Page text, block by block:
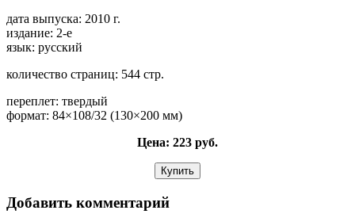
дата выпуска: 2010 г.
издание: 2-е
язык: русский
количество страниц: 544 стр.
переплет: твердый
формат: 84×108/32 (130×200 мм)
Цена: 223 руб.
Добавить комментарий